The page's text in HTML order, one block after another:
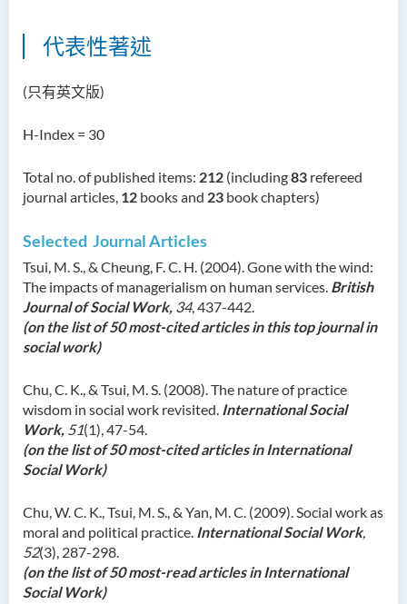
代表性著述
(只有英文版)
H-Index = 30
Total no. of published items: 212 (including83 refereed
journal articles, 12 books and 23 book chapters)
Selected Journal Articles
Tsui, M. S., & Cheung, F. C. H. (2004). Gone with the wind:
The impacts of managerialism on human services. British
Journal of Social Work, 34, 437-442.
(on the list of 50 most-cited articles in this top journal in
social work)
Chu, C. K., & Tsui, M. S. (2008). The nature of practice
wisdom in social work revisited. International Social
Work, 51(1), 47-54.
(on the list of 50 most-cited articles in International
Social Work)
Chu, W. C. K., Tsui, M. S., & Yan, M. C. (2009). Social work as
moral and political practice. International Social Work,
52(3), 287-298.
(on the list of 50 most-read articles in International
Social Work)
校外顧問團及校外考試委員
獎學金
學生活動
學院活動